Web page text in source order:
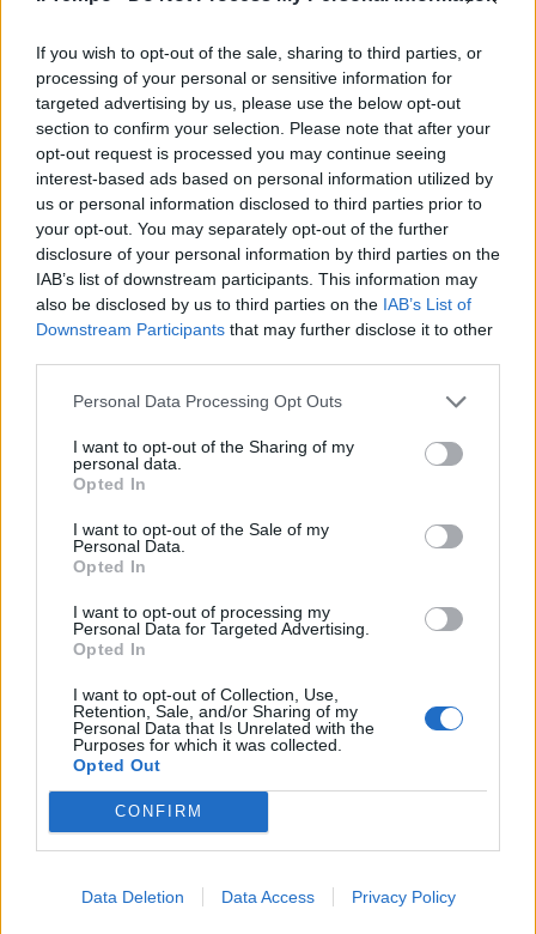
If you wish to opt-out of the sale, sharing to third parties, or
processing of your personal or sensitive information for
targeted advertising by us, please use the below opt-out
section to confirm your selection. Please note that after your
opt-out request is processed you may continue seeing
interest-based ads based on personal information utilized by
us or personal information disclosed to third parties prior to
your opt-out. You may separately opt-out of the further
disclosure of your personal information by third parties on the
IAB’s list of downstream participants. This information may
also be disclosed by us to third parties on the IAB’s List of
Downstream Participants that may further disclose it to other
Personal Data Processing Opt Outs
I want to opt-out of the Sharing of my
personal data.
Opted In
I want to opt-out of the Sale of my
Personal Data.
Opted In
I want to opt-out of processing my
Personal Data for Targeted Advertising.
Opted In
I want to opt-out of Collection, Use,
Retention, Sale, and/or Sharing of my
Personal Data that Is Unrelated with the
Purposes for which it was collected.
Opted Out
CONFIRM
Data Deletion Data Access Privacy Policy
22/04/2021
CADORE
La corsa disperata dei lupi nella
neve. E l'inseguitore è beffato
08/01/2021
AFFONDO
Lupi contro Azzolina:
"Inaccettabile dire già ora che
semplici"
22/12/2020
Lupi senza scampo: basta la
zampata dell'orso per soffiargli
16/10/2020
L'AFFONDO IN AULA
Lupi attacca Azzolina: "Riapre le
scuole con una superficialità
ABRUZZO